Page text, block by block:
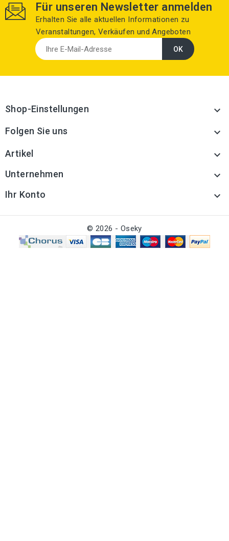
Für unseren Newsletter anmelden
Erhalten Sie alle aktuellen Informationen zu
Veranstaltungen, Verkäufen und Angeboten
Shop-Einstellungen 
Folgen Sie uns 
Artikel 
Unternehmen 
Ihr Konto 
© 2026 - Oseky